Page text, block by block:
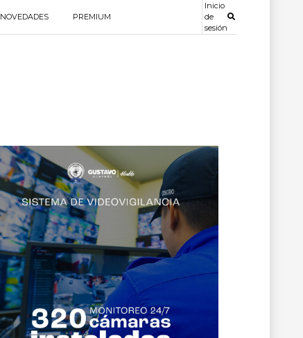
NOVEDADES PREMIUM
Inicio
de
sesión